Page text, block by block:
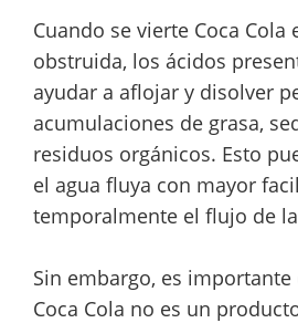
Cuando se vierte Coca Cola
obstruida, los ácidos
ayudar a aflojar y disolver
acumulaciones de grasa,
residuos orgánicos. Esto
el agua fluya con mayor
temporalmente el flujo de
Sin embargo, es importante
Coca Cola no es un